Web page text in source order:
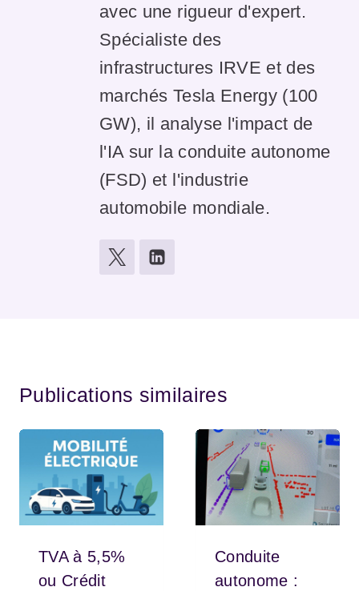
avec une rigueur d'expert.
Spécialiste des
infrastructures IRVE et des
marchés Tesla Energy (100
GW), il analyse l'impact de
l'IA sur la conduite autonome
(FSD) et l'industrie
automobile mondiale.
Publications similaires
TVA à 5,5%
ou Crédit
Conduite
autonome :